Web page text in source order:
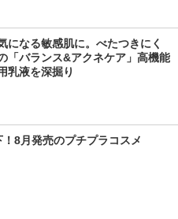
になる敏感肌に。べたつきにく
「バランス&アクネケア」高機能
乳液を深掘り
8月発売のプチプラコスメ